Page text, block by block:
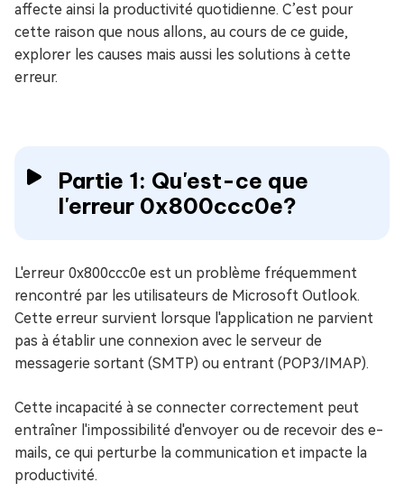
affecte ainsi la productivité quotidienne. C’est pour
cette raison que nous allons, au cours de ce guide,
explorer les causes mais aussi les solutions à cette
erreur.
Partie 1: Qu'est-ce que
l'erreur 0x800ccc0e?
L'erreur 0x800ccc0e est un problème fréquemment
rencontré par les utilisateurs de Microsoft Outlook.
Cette erreur survient lorsque l'application ne parvient
pas à établir une connexion avec le serveur de
messagerie sortant (SMTP) ou entrant (POP3/IMAP).
Cette incapacité à se connecter correctement peut
entraîner l'impossibilité d'envoyer ou de recevoir des e-
mails, ce qui perturbe la communication et impacte la
productivité.